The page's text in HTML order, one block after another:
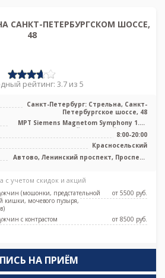
САНКТ-ПЕТЕРБУРГСКОМ ШОССЕ,
48
рейтинг: 3.7 из 5
Санкт-Петербург: Стрельна, Санкт-
Петербургское шоссе, 48
МРТ Siemens Magnetom Symphony 1.5Т
высокопольный закрытый тип, УЗИ
8:00-20:00
Красносельский
Автово, Ленинский проспект, Проспект
с учетом скидок и акций
(мошонки, предстательной
кишки, мочевого пузыря,
от 5500 pуб.
с контрастом от 8500 pуб.
НА ПРИЁМ